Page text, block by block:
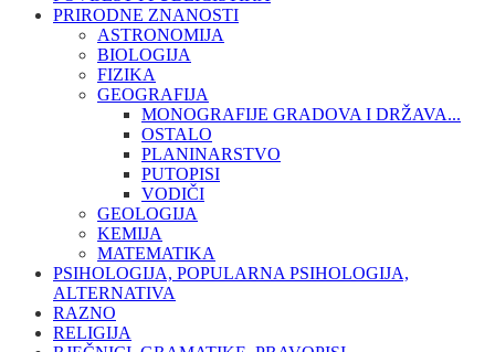
PRIRODNE ZNANOSTI
ASTRONOMIJA
BIOLOGIJA
FIZIKA
GEOGRAFIJA
MONOGRAFIJE GRADOVA I DRŽAVA...
OSTALO
PLANINARSTVO
PUTOPISI
VODIČI
GEOLOGIJA
KEMIJA
MATEMATIKA
PSIHOLOGIJA, POPULARNA PSIHOLOGIJA,
ALTERNATIVA
RAZNO
RELIGIJA